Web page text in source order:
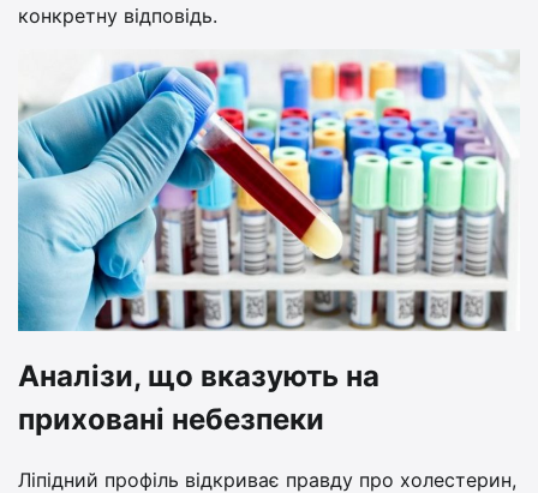
конкретну відповідь.
Аналізи, що вказують на
приховані небезпеки
Ліпідний профіль відкриває правду про холестерин,